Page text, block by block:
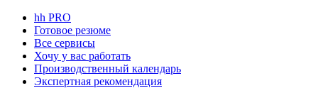
hh PRO
Готовое резюме
Все сервисы
Хочу у вас работать
Производственный календарь
Экспертная рекомендация